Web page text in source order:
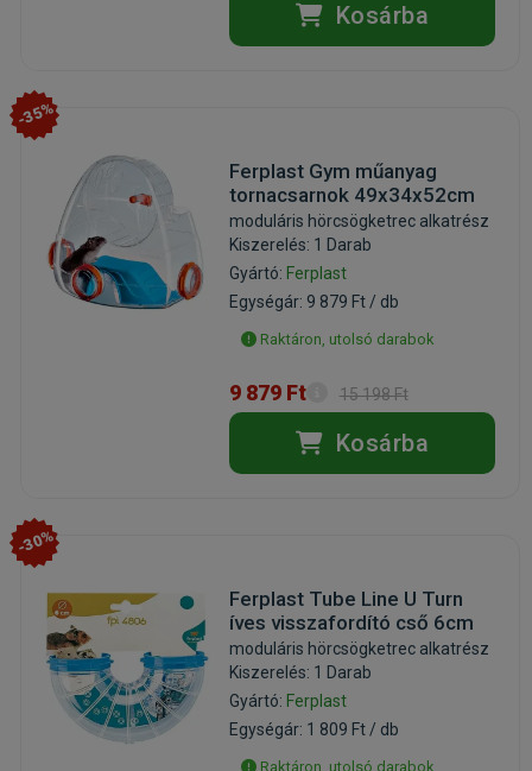
Kosárba
-35%
Ferplast Gym műanyag
tornacsarnok 49x34x52cm
moduláris hörcsögketrec alkatrész
Kiszerelés: 1 Darab
Gyártó: Ferplast
Egységár: 9 879 Ft / db
Raktáron, utolsó darabok
9 879 Ft 15 198 Ft
Kosárba
-30%
Ferplast Tube Line U Turn
íves visszafordító cső 6cm
moduláris hörcsögketrec alkatrész
Kiszerelés: 1 Darab
Gyártó: Ferplast
Egységár: 1 809 Ft / db
Raktáron, utolsó darabok